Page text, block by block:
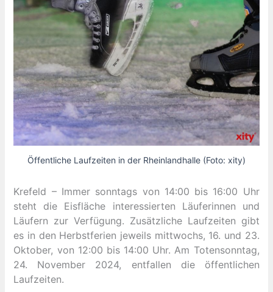
Öffentliche Laufzeiten in der Rheinlandhalle (Foto: xity)
Krefeld – Immer sonntags von 14:00 bis 16:00 Uhr
steht die Eisfläche interessierten Läuferinnen und
Läufern zur Verfügung. Zusätzliche Laufzeiten gibt
es in den Herbstferien jeweils mittwochs, 16. und 23.
Oktober, von 12:00 bis 14:00 Uhr. Am Totensonntag,
24. November 2024, entfallen die öffentlichen
Laufzeiten.